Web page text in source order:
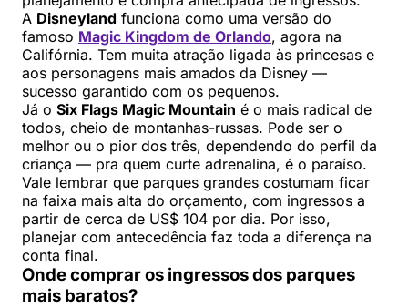
A Disneyland funciona como uma versão do
famoso Magic Kingdom de Orlando, agora na
Califórnia. Tem muita atração ligada às princesas e
aos personagens mais amados da Disney —
sucesso garantido com os pequenos.
Já o Six Flags Magic Mountain é o mais radical de
todos, cheio de montanhas-russas. Pode ser o
melhor ou o pior dos três, dependendo do perfil da
criança — pra quem curte adrenalina, é o paraíso.
Vale lembrar que parques grandes costumam ficar
na faixa mais alta do orçamento, com ingressos a
partir de cerca de US$ 104 por dia. Por isso,
planejar com antecedência faz toda a diferença na
conta final.
Onde comprar os ingressos dos parques
mais baratos?